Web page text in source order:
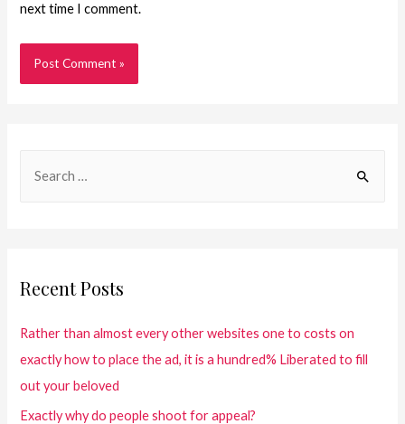
next time I comment.
Recent Posts
Rather than almost every other websites one to costs on
exactly how to place the ad, it is a hundred% Liberated to fill
out your beloved
Exactly why do people shoot for appeal?